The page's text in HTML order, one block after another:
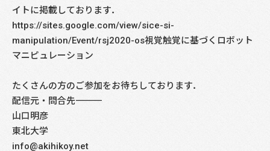
イトに掲載しております．
https://sites.google.com/view/sice-si-
manipulation/Event/rsj2020-os視覚触覚に基づくロボット
マニピュレーション
たくさんの方のご参加をお待ちしております．
配信元・問合先――――――――――――――――――――――――――――
山口明彦
東北大学
info@akihikoy.net